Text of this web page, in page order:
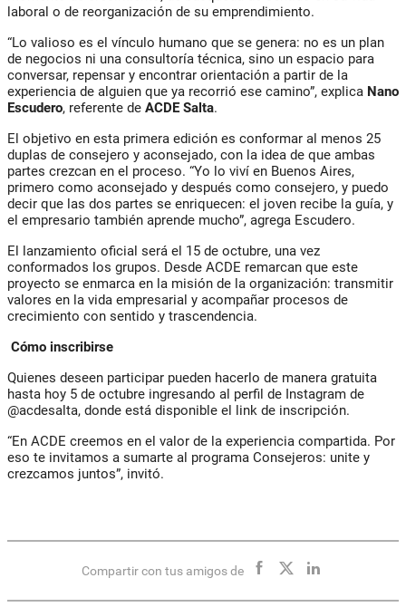
laboral o de reorganización de su emprendimiento.
“Lo valioso es el vínculo humano que se genera: no es un plan
de negocios ni una consultoría técnica, sino un espacio para
conversar, repensar y encontrar orientación a partir de la
experiencia de alguien que ya recorrió ese camino”, explica Nano
Escudero, referente de ACDE Salta.
El objetivo en esta primera edición es conformar al menos 25
duplas de consejero y aconsejado, con la idea de que ambas
partes crezcan en el proceso. “Yo lo viví en Buenos Aires,
primero como aconsejado y después como consejero, y puedo
decir que las dos partes se enriquecen: el joven recibe la guía, y
el empresario también aprende mucho”, agrega Escudero.
El lanzamiento oficial será el 15 de octubre, una vez
conformados los grupos. Desde ACDE remarcan que este
proyecto se enmarca en la misión de la organización: transmitir
valores en la vida empresarial y acompañar procesos de
crecimiento con sentido y trascendencia.
Cómo inscribirse
Quienes deseen participar pueden hacerlo de manera gratuita
hasta hoy 5 de octubre ingresando al perfil de Instagram de
@acdesalta, donde está disponible el link de inscripción.
“En ACDE creemos en el valor de la experiencia compartida. Por
eso te invitamos a sumarte al programa Consejeros: unite y
crezcamos juntos”, invitó.
Compartir con tus amigos de